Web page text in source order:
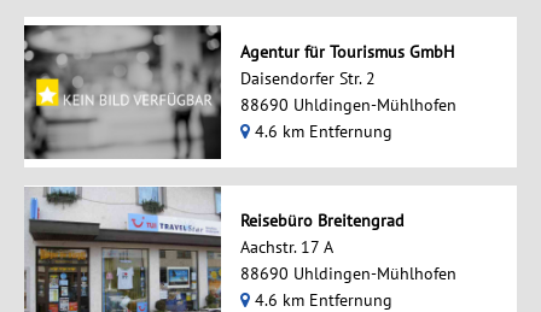
Agentur für Tourismus GmbH
Daisendorfer Str. 2
88690 Uhldingen-Mühlhofen
4.6 km Entfernung
Reisebüro Breitengrad
Aachstr. 17 A
88690 Uhldingen-Mühlhofen
4.6 km Entfernung